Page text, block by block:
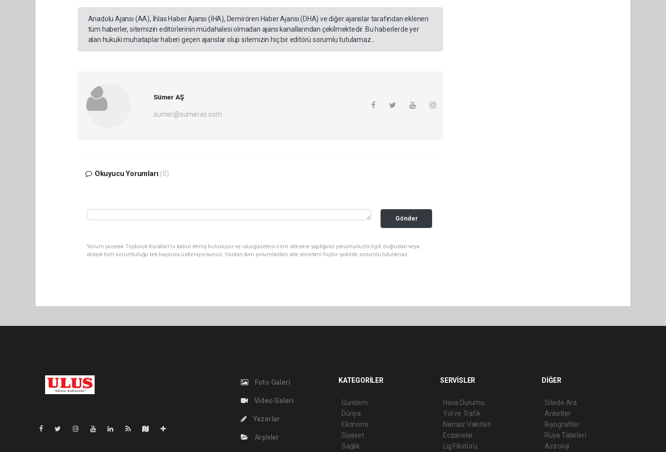
Anadolu Ajansı (AA), İhlas Haber Ajansı (İHA), Demirören Haber Ajansı (DHA) ve diğer ajanslar tarafından eklenen
tüm haberler, sitemizin editörlerinin müdahalesi olmadan ajans kanallarından çekilmektedir. Bu haberlerde yer
alan hukuki muhataplar haberi geçen ajanslar olup sitemizin hiç bir editörü sorumlu tutulamaz...
Sümer AŞ
sumer@sumeras.com
Okuyucu Yorumları (0)
Gönder
Yorum yazarak Topluluk Kuralları’nı kabul etmiş bulunuyor ve ulusgazetesi.com sitesine yaptığınız yorumunuzla ilgili doğrudan veya
dolaylı tüm sorumluluğu tek başınıza üstleniyorsunuz. Yazılan tüm yorumlardan site yönetimi hiçbir şekilde sorumlu tutulamaz.
Foto Galeri
Video Galeri
Yazarlar
Arşivler
KATEGORİLER
Gündem
Dünya
Ekonomi
Siyaset
Sağlık
SERVİSLER
Hava Durumu
Yol ve Trafik
Namaz Vakitleri
Eczaneler
Lig Fikstürü
DİĞER
Sitede Ara
Anketler
Biyografiler
Rüya Tabirleri
Astroloji